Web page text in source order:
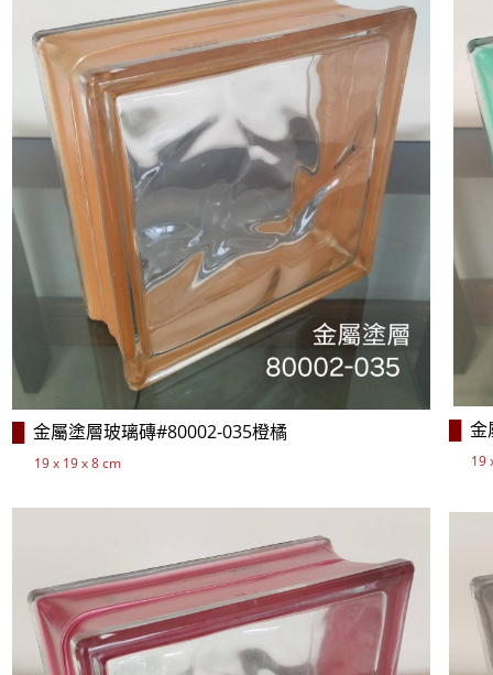
金屬塗層玻璃磚#80002-035橙橘
19 x 19 x 8 cm
金
19